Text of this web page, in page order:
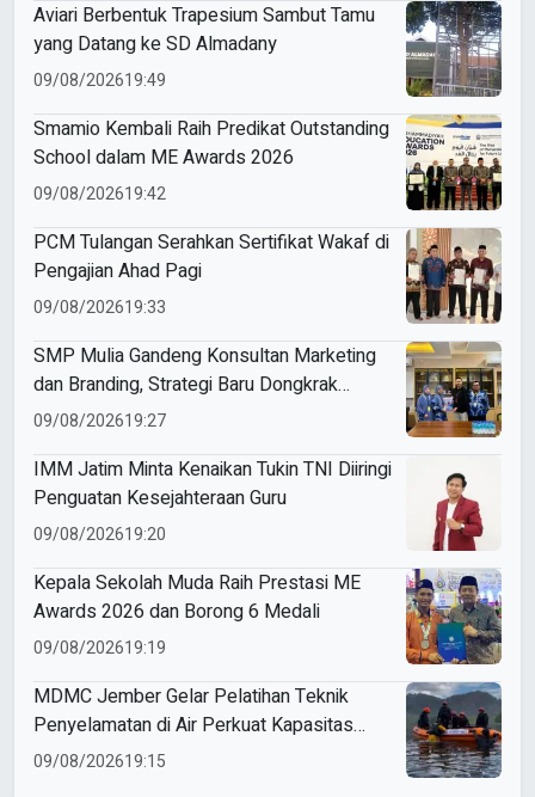
Aviari Berbentuk Trapesium Sambut Tamu
yang Datang ke SD Almadany
09/08/202619:49
Smamio Kembali Raih Predikat Outstanding
School dalam ME Awards 2026
09/08/202619:42
PCM Tulangan Serahkan Sertifikat Wakaf di
Pengajian Ahad Pagi
09/08/202619:33
SMP Mulia Gandeng Konsultan Marketing
dan Branding, Strategi Baru Dongkrak
Perolehan Siswa
09/08/202619:27
IMM Jatim Minta Kenaikan Tukin TNI Diiringi
Penguatan Kesejahteraan Guru
09/08/202619:20
Kepala Sekolah Muda Raih Prestasi ME
Awards 2026 dan Borong 6 Medali
09/08/202619:19
MDMC Jember Gelar Pelatihan Teknik
Penyelamatan di Air Perkuat Kapasitas
Relawan Muhammadiyah
09/08/202619:15